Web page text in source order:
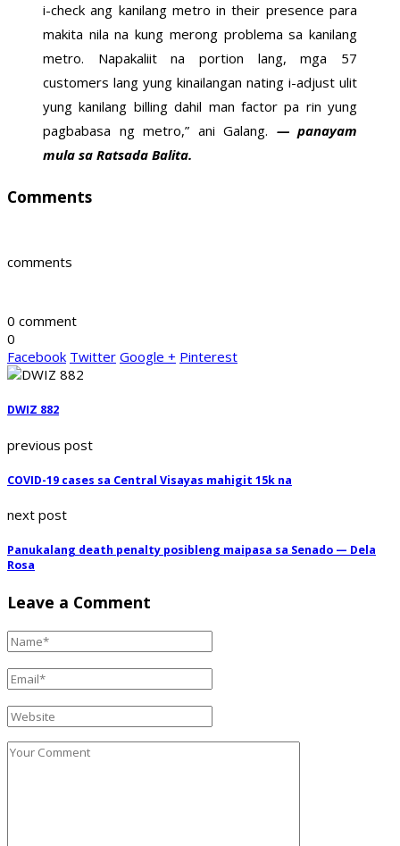
i-check ang kanilang metro in their presence para
makita nila na kung merong problema sa kanilang
metro. Napakaliit na portion lang, mga 57
customers lang yung kinailangan nating i-adjust ulit
yung kanilang billing dahil man factor pa rin yung
pagbabasa ng metro,” ani Galang. — panayam
mula sa Ratsada Balita.
Comments
comments
0 comment
0
Facebook Twitter Google + Pinterest
DWIZ 882
previous post
COVID-19 cases sa Central Visayas mahigit 15k na
next post
Panukalang death penalty posibleng maipasa sa Senado — Dela
Rosa
Leave a Comment